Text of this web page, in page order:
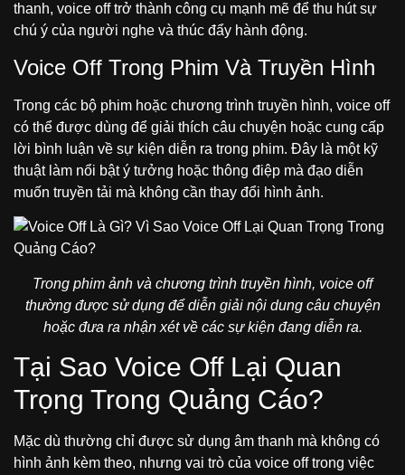
thanh, voice off trở thành công cụ mạnh mẽ để thu hút sự
chú ý của người nghe và thúc đẩy hành động.
Voice Off Trong Phim Và Truyền Hình
Trong các bộ phim hoặc chương trình truyền hình, voice off
có thể được dùng để giải thích câu chuyện hoặc cung cấp
lời bình luận về sự kiện diễn ra trong phim. Đây là một kỹ
thuật làm nổi bật ý tưởng hoặc thông điệp mà đạo diễn
muốn truyền tải mà không cần thay đổi hình ảnh.
Trong phim ảnh và chương trình truyền hình, voice off
thường được sử dụng để diễn giải nội dung câu chuyện
hoặc đưa ra nhận xét về các sự kiện đang diễn ra.
Tại Sao Voice Off Lại Quan
Trọng Trong Quảng Cáo?
Mặc dù thường chỉ được sử dụng âm thanh mà không có
hình ảnh kèm theo, nhưng vai trò của voice off trong việc